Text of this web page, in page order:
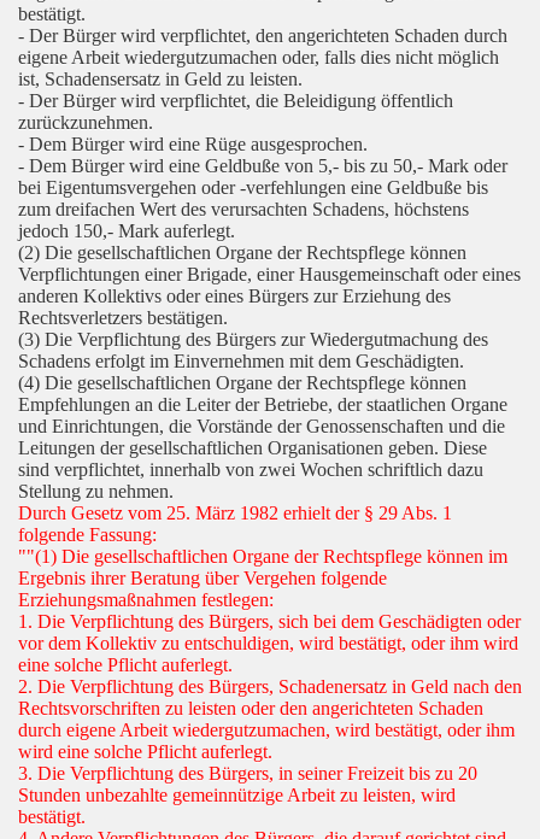
bestätigt.
- Der Bürger wird verpflichtet, den angerichteten Schaden durch
eigene Arbeit wiedergutzumachen oder, falls dies nicht möglich
ist, Schadensersatz in Geld zu leisten.
- Der Bürger wird verpflichtet, die Beleidigung öffentlich
zurückzunehmen.
- Dem Bürger wird eine Rüge ausgesprochen.
- Dem Bürger wird eine Geldbuße von 5,- bis zu 50,- Mark oder
bei Eigentumsvergehen oder -verfehlungen eine Geldbuße bis
zum dreifachen Wert des verursachten Schadens, höchstens
jedoch 150,- Mark auferlegt.
(2) Die gesellschaftlichen Organe der Rechtspflege können
Verpflichtungen einer Brigade, einer Hausgemeinschaft oder eines
anderen Kollektivs oder eines Bürgers zur Erziehung des
Rechtsverletzers bestätigen.
(3) Die Verpflichtung des Bürgers zur Wiedergutmachung des
Schadens erfolgt im Einvernehmen mit dem Geschädigten.
(4) Die gesellschaftlichen Organe der Rechtspflege können
Empfehlungen an die Leiter der Betriebe, der staatlichen Organe
und Einrichtungen, die Vorstände der Genossenschaften und die
Leitungen der gesellschaftlichen Organisationen geben. Diese
sind verpflichtet, innerhalb von zwei Wochen schriftlich dazu
Stellung zu nehmen.
Durch Gesetz vom 25. März 1982 erhielt der § 29 Abs. 1
folgende Fassung:
""(1) Die gesellschaftlichen Organe der Rechtspflege können im
Ergebnis ihrer Beratung über Vergehen folgende
Erziehungsmaßnahmen festlegen:
1. Die Verpflichtung des Bürgers, sich bei dem Geschädigten oder
vor dem Kollektiv zu entschuldigen, wird bestätigt, oder ihm wird
eine solche Pflicht auferlegt.
2. Die Verpflichtung des Bürgers, Schadenersatz in Geld nach den
Rechtsvorschriften zu leisten oder den angerichteten Schaden
durch eigene Arbeit wiedergutzumachen, wird bestätigt, oder ihm
wird eine solche Pflicht auferlegt.
3. Die Verpflichtung des Bürgers, in seiner Freizeit bis zu 20
Stunden unbezahlte gemeinnützige Arbeit zu leisten, wird
bestätigt.